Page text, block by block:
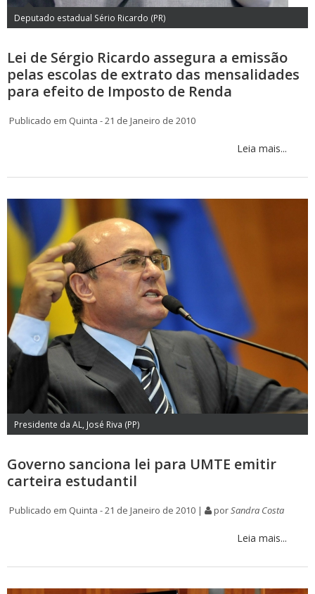
Deputado estadual Sério Ricardo (PR)
Lei de Sérgio Ricardo assegura a emissão
pelas escolas de extrato das mensalidades
para efeito de Imposto de Renda
Publicado em Quinta - 21 de Janeiro de 2010
Leia mais...
Presidente da AL, José Riva (PP)
Governo sanciona lei para UMTE emitir
carteira estudantil
Publicado em Quinta - 21 de Janeiro de 2010 | porSandra Costa
Leia mais...